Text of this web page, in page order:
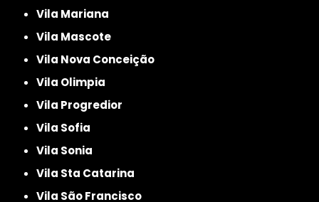
Vila Mariana
Vila Mascote
Vila Nova Conceição
Vila Olimpia
Vila Progredior
Vila Sofia
Vila Sonia
Vila Sta Catarina
Vila São Francisco